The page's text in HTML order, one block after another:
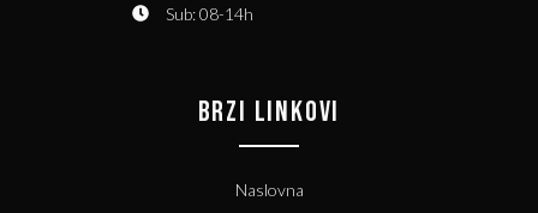
Sub: 08-14h
BRZI LINKOVI
Naslovna